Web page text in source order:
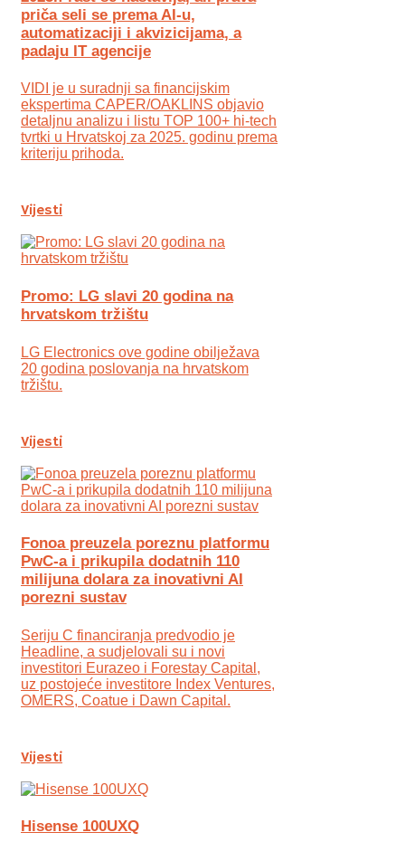
priča seli se prema AI-u,
automatizaciji i akvizicijama, a
padaju IT agencije
VIDI je u suradnji sa financijskim
ekspertima CAPER/OAKLINS objavio
detaljnu analizu i listu TOP 100+ hi-tech
tvrtki u Hrvatskoj za 2025. godinu prema
kriteriju prihoda.
Vijesti
Promo: LG slavi 20 godina na
hrvatskom tržištu
LG Electronics ove godine obilježava
20 godina poslovanja na hrvatskom
tržištu.
Vijesti
Fonoa preuzela poreznu platformu
PwC-a i prikupila dodatnih 110
milijuna dolara za inovativni AI
porezni sustav
Seriju C financiranja predvodio je
Headline, a sudjelovali su i novi
investitori Eurazeo i Forestay Capital,
uz postojeće investitore Index Ventures,
OMERS, Coatue i Dawn Capital.
Vijesti
Hisense 100UXQ